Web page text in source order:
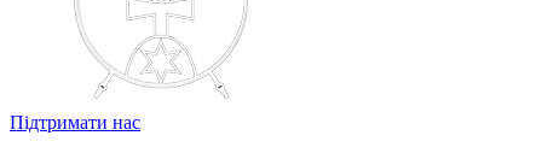
Підтримати нас